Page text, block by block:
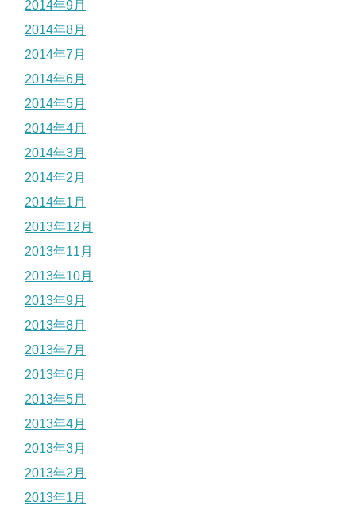
2014年9月
2014年8月
2014年7月
2014年6月
2014年5月
2014年4月
2014年3月
2014年2月
2014年1月
2013年12月
2013年11月
2013年10月
2013年9月
2013年8月
2013年7月
2013年6月
2013年5月
2013年4月
2013年3月
2013年2月
2013年1月